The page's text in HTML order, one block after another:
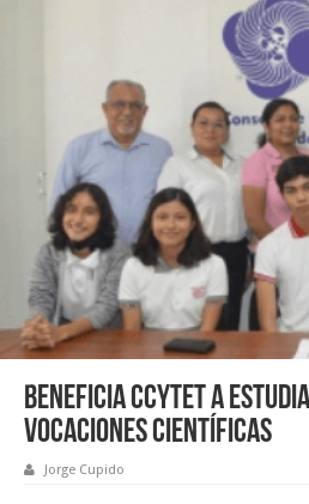
Beneficia CCYTET a
vocaciones científicas
Jorge Cupido